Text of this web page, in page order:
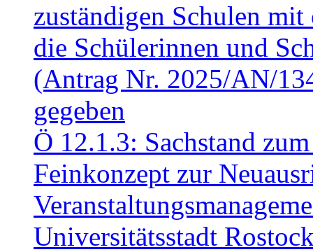
zuständigen Schulen
die Schülerinnen und
(Antrag Nr. 2025/AN/
gegeben
Ö 12.1.3: Sachstand
Feinkonzept zur
Universitätsstadt